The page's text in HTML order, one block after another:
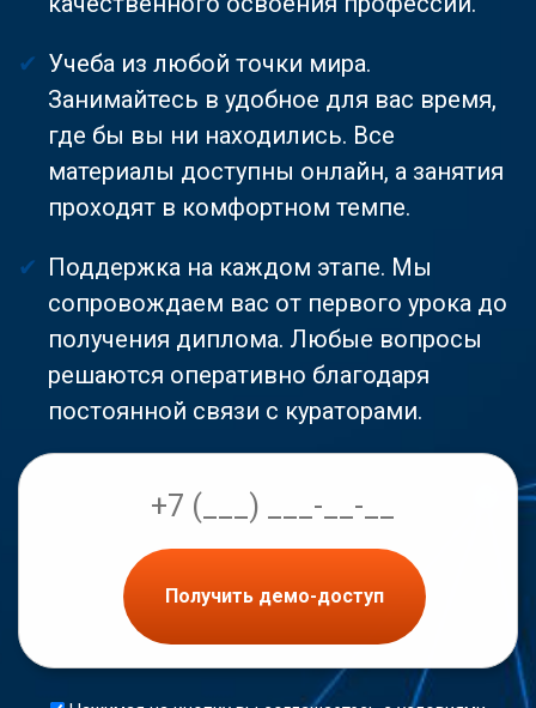
Учеба из любой точки мира.
Занимайтесь в удобное для вас время,
где бы вы ни находились. Все
материалы доступны онлайн, а занятия
проходят в комфортном темпе.
Поддержка на каждом этапе. Мы
сопровождаем вас от первого урока до
получения диплома. Любые вопросы
решаются оперативно благодаря
постоянной связи с кураторами.
Получить демо-доступ